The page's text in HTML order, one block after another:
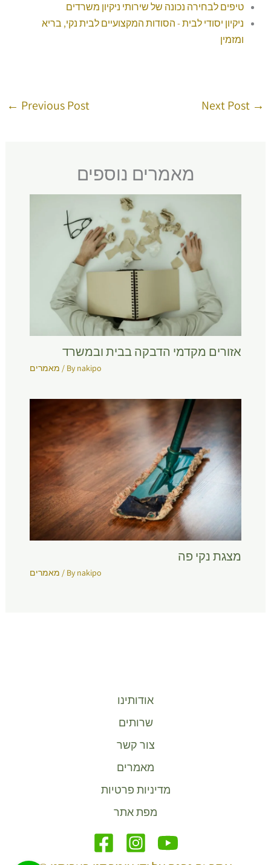
טיפים לבחירה נכונה של שירותי ניקיון משרדים
ניקיון יסודי לבית - הסודות המקצועיים לבית נקי, בריא
ומזמין
← Previous Post Next Post →
מאמרים נוספים
אזורים מקדמי הדבקה בבית ובמשרד
מאמרים / Bynakipo
מצגת נקי פה
מאמרים / Bynakipo
אודותינו
שרותים
צור קשר
מאמרים
מדיניות פרטיות
מפת אתר